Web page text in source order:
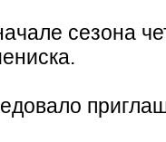
сезона